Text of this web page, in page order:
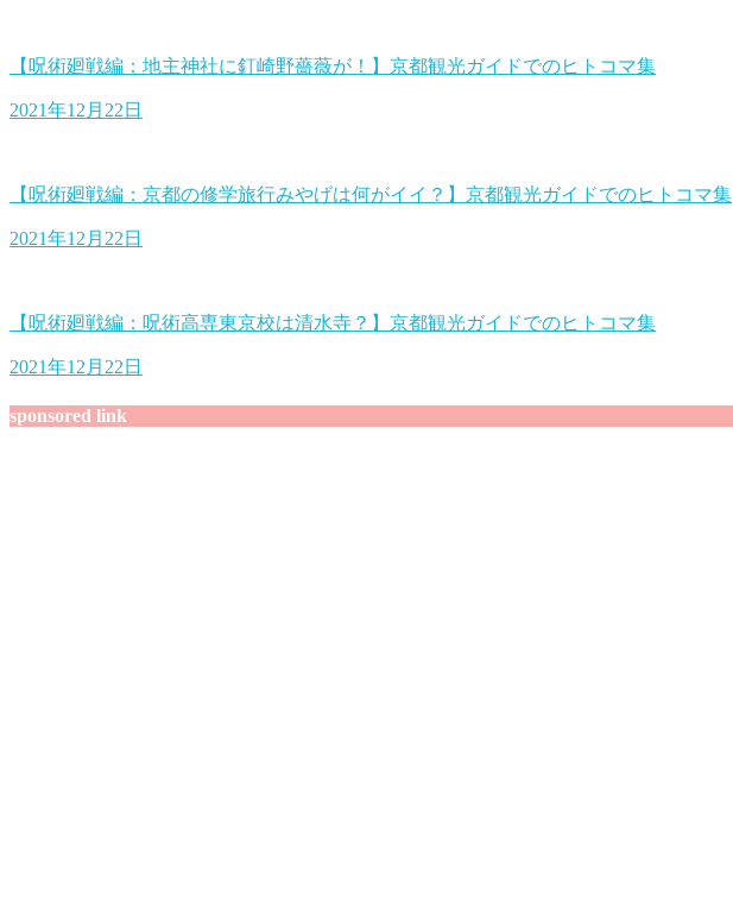
【呪術廻戦編：地主神社に釘崎野薔薇が！】京都観光ガイドでのヒトコマ集
2021年12月22日
【呪術廻戦編：京都の修学旅行みやげは何がイイ？】京都観光ガイドでのヒトコマ集
2021年12月22日
【呪術廻戦編：呪術高専東京校は清水寺？】京都観光ガイドでのヒトコマ集
2021年12月22日
sponsored link